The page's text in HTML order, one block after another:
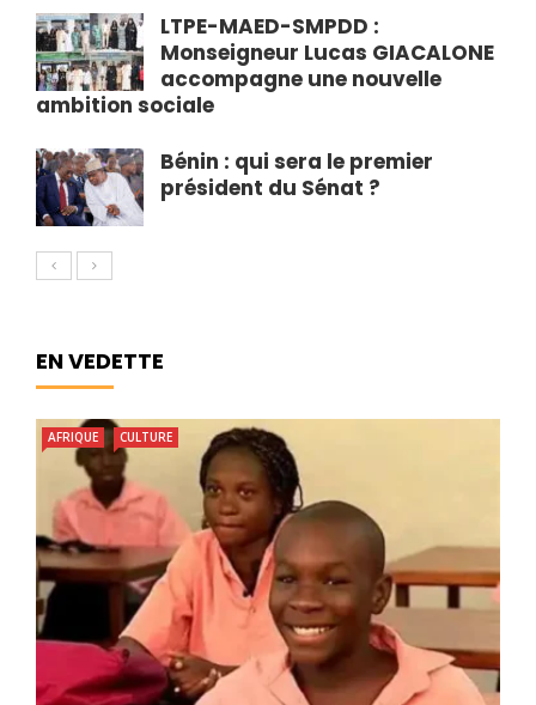
LTPE-MAED-SMPDD :
Monseigneur Lucas GIACALONE
accompagne une nouvelle
ambition sociale
Bénin : qui sera le premier
président du Sénat ?
EN VEDETTE
AFRIQUE CULTURE